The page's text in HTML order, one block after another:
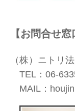
【お問合せ
（株）ニトリ
TEL：06-
MAIL：